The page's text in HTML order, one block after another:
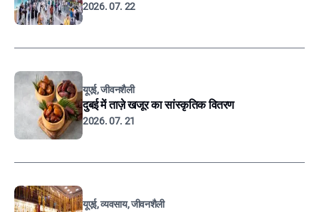
2026. 07. 22
यूएई, जीवनशैली
दुबई में ताज़े खजूर का सांस्कृतिक वितरण
2026. 07. 21
यूएई, व्यवसाय, जीवनशैली